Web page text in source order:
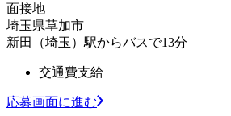
面接地
埼玉県草加市
新田（埼玉）駅からバスで13分
交通費支給
応募画面に進む